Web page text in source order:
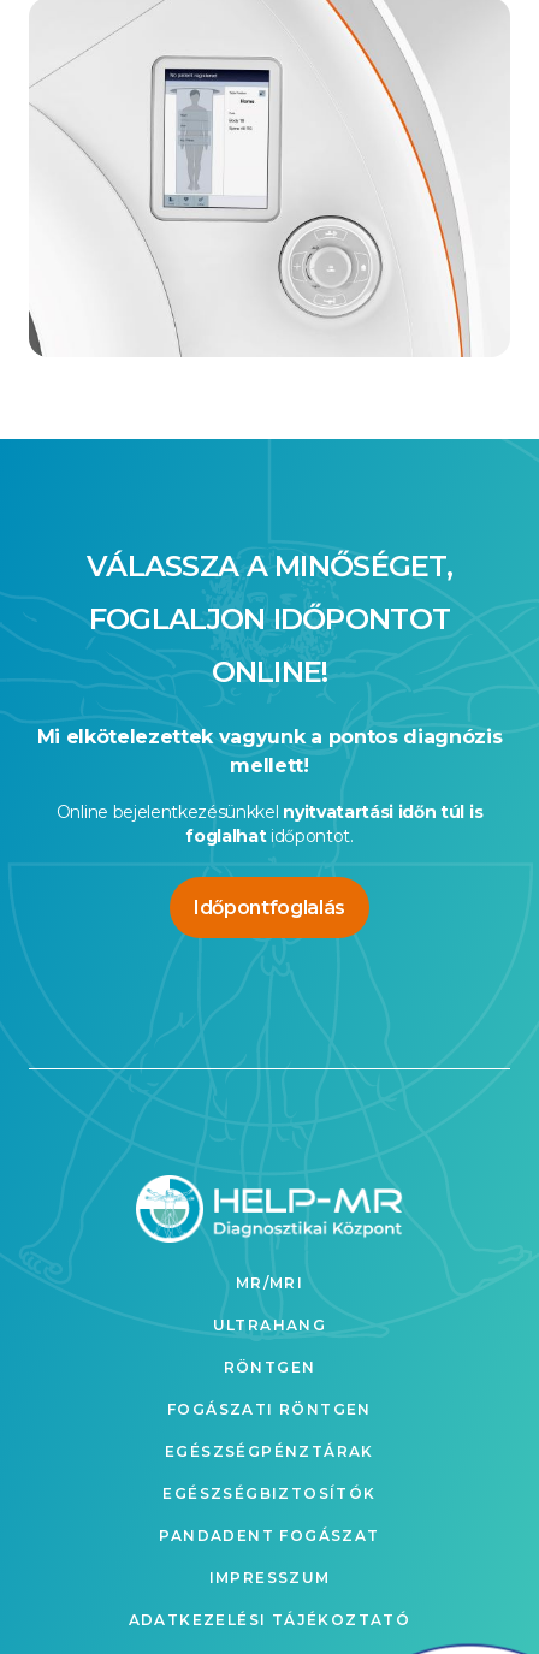
VÁLASSZA A MINŐSÉGET,
FOGLALJON IDŐPONTOT
ONLINE!
Mi elkötelezettek vagyunk a pontos diagnózis
mellett!
Online bejelentkezésünkkel nyitvatartási időn túl is
foglalhatidőpontot.
Időpontfoglalás
MR/MRI
ULTRAHANG
RÖNTGEN
FOGÁSZATI RÖNTGEN
EGÉSZSÉGPÉNZTÁRAK
EGÉSZSÉGBIZTOSÍTÓK
PANDADENT FOGÁSZAT
IMPRESSZUM
ADATKEZELÉSI TÁJÉKOZTATÓ